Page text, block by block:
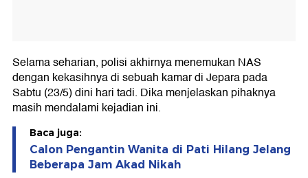
Selama seharian, polisi akhirnya menemukan NAS
dengan kekasihnya di sebuah kamar di Jepara pada
Sabtu (23/5) dini hari tadi. Dika menjelaskan pihaknya
masih mendalami kejadian ini.
Baca juga:
Calon Pengantin Wanita di Pati Hilang Jelang
Beberapa Jam Akad Nikah